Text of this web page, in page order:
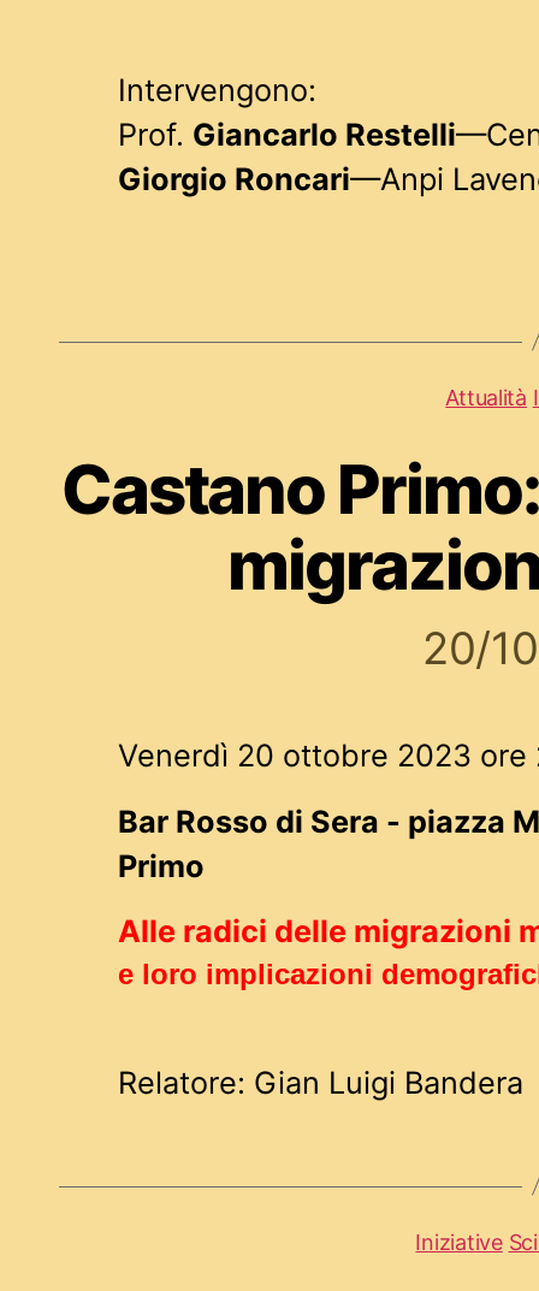
Intervengono:
Prof. Giancarlo Restelli
Giorgio Roncari—Anpi
Attualità
Castano
20/
Venerdì 20 ottobre 2023 ore
Bar Rosso di Sera - piazza
Primo
Alle radici delle migrazioni
e loro implicazioni
Relatore: Gian Luigi Bandera
Iniziative